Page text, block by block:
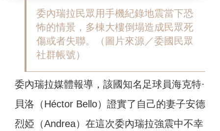
委內瑞拉民眾用手機紀錄地震當下恐
怖的情景，多棟大樓倒塌造成民眾死
傷或者失聯。（圖片來源／委國民眾
社群帳號）
委內瑞拉媒體報導，該國知名足球員海克特·
貝洛（Héctor Bello）證實了自己的妻子安德
烈婭（Andrea）在這次委內瑞拉強震中不幸